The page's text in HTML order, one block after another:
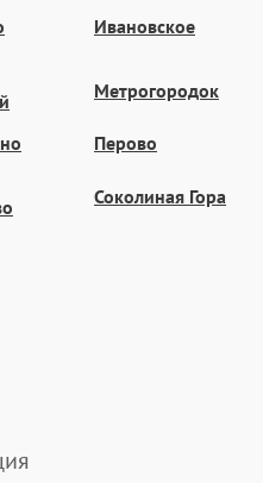
Ивановское
Метрогородок
Перово
Соколиная Гора